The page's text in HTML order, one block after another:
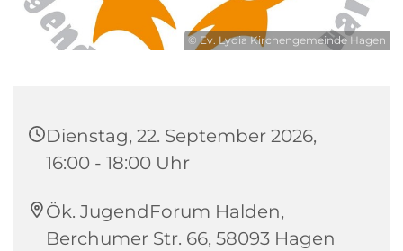
© Ev. Lydia Kirchengemeinde Hagen
Dienstag, 22. September 2026,
16:00 - 18:00 Uhr
Ök. JugendForum Halden,
Berchumer Str. 66, 58093 Hagen